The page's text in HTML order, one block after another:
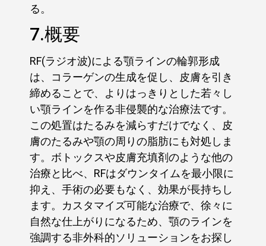
る。
7.概要
RF(ラジオ波)による顎ラインの輪郭形成
は、コラーゲンの生成を促し、皮膚を引き
締めることで、よりはっきりとした若々し
い顎ラインを作る非侵襲的な治療法です。
この処置はたるみを減らすだけでなく、皮
膚のたるみや顎の周りの脂肪にも対処しま
す。ボトックスや皮膚充填剤のような他の
治療と比べ、RFはダウンタイムを最小限に
抑え、手術の必要もなく、効果が長持ちし
ます。カスタマイズ可能な治療で、徐々に
自然な仕上がりになるため、顎のラインを
強調する非外科的ソリューションをお探し